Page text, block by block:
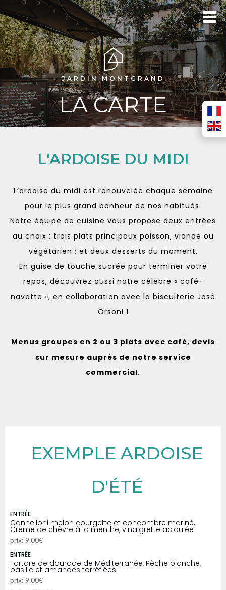
- JARDIN MONTGRAND -
LA CARTE
L'ARDOISE DU MIDI
L’ardoise du midi est renouvelée chaque semaine
pour le plus grand bonheur de nos habitués.
Notre équipe de cuisine vous propose deux entrées
au choix ; trois plats principaux poisson, viande ou
végétarien ; et deux desserts du moment.
En guise de touche sucrée pour terminer votre
repas, découvrez aussi notre célèbre « café-
navette », en collaboration avec la biscuiterie José
Orsoni !
Menus groupes en 2 ou 3 plats avec café, devis
sur mesure auprès de notre service
commercial.
EXEMPLE ARDOISE
D'ÉTÉ
ENTRÉE
Cannelloni melon courgette et concombre mariné,
Crème de chèvre à la menthe, vinaigrette acidulée
prix: 9.00€
ENTRÉE
Tartare de daurade de Méditerranée, Pèche blanche,
basilic et amandes torréfiées
prix: 9.00€